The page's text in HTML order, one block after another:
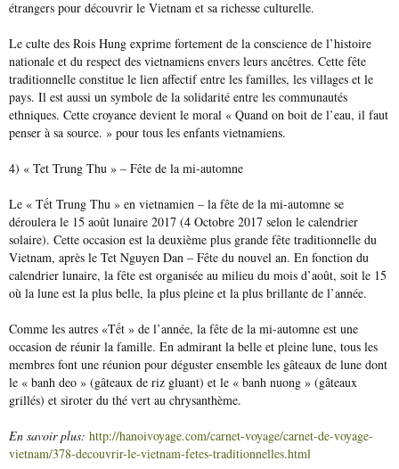
étrangers pour découvrir le Vietnam et sa richesse culturelle.
Le culte des Rois Hung exprime fortement de la conscience de l’histoire
nationale et du respect des vietnamiens envers leurs ancêtres. Cette fête
traditionnelle constitue le lien affectif entre les familles, les villages et le
pays. Il est aussi un symbole de la solidarité entre les communautés
ethniques. Cette croyance devient le moral « Quand on boit de l’eau, il faut
penser à sa source. » pour tous les enfants vietnamiens.
4) « Tet Trung Thu » – Fête de la mi-automne
Le « Tết Trung Thu » en vietnamien – la fête de la mi-automne se
déroulera le 15 août lunaire 2017 (4 Octobre 2017 selon le calendrier
solaire). Cette occasion est la deuxième plus grande fête traditionnelle du
Vietnam, après le Tet Nguyen Dan – Fête du nouvel an. En fonction du
calendrier lunaire, la fête est organisée au milieu du mois d’août, soit le 15
où la lune est la plus belle, la plus pleine et la plus brillante de l’année.
Comme les autres «Tết » de l’année, la fête de la mi-automne est une
occasion de réunir la famille. En admirant la belle et pleine lune, tous les
membres font une réunion pour déguster ensemble les gâteaux de lune dont
le « banh deo » (gâteaux de riz gluant) et le « banh nuong » (gâteaux
grillés) et siroter du thé vert au chrysanthème.
En savoir plus: http://hanoivoyage.com/carnet-voyage/carnet-de-voyage-
vietnam/378-decouvrir-le-vietnam-fetes-traditionnelles.html